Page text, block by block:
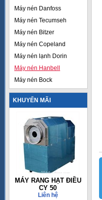
Máy nén Danfoss
Máy nén Tecumseh
Máy nén Bitzer
Máy nén Copeland
Máy nén lạnh Dorin
Máy nén Hanbell
Máy nén Bock
KHUYẾN MÃI
MÁY RANG HẠT ĐIỀU
CY 50
Liên hệ